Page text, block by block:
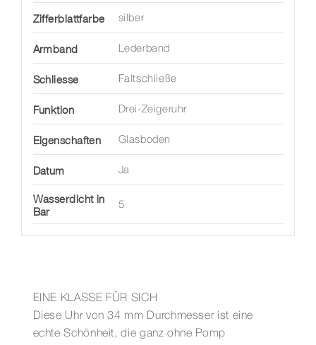
Zifferblattfarbe silber
Armband Lederband
Schliesse Faltschließe
Funktion Drei-Zeigeruhr
Eigenschaften Glasboden
Datum Ja
Wasserdicht in
Bar
5
EINE KLASSE FÜR SICH
Diese Uhr von 34 mm Durchmesser ist eine
echte Schönheit, die ganz ohne Pomp